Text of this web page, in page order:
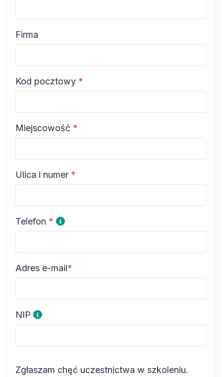
Firma
Kod pocztowy *
Miejscowość *
Ulica i numer *
Telefon *
Adres e-mail*
NIP
Zgłaszam chęć uczestnictwa w szkoleniu.